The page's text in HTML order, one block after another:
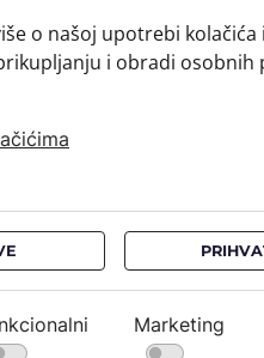
OBAVIJESTI
NEWSLETTER
o našoj upotrebi kolačića
i obradi osobnih
Marketing